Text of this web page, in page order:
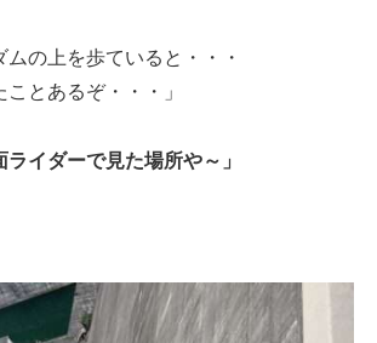
の上を歩ていると・・・
ことあるぞ・・・」
ライダーで見た場所や～」